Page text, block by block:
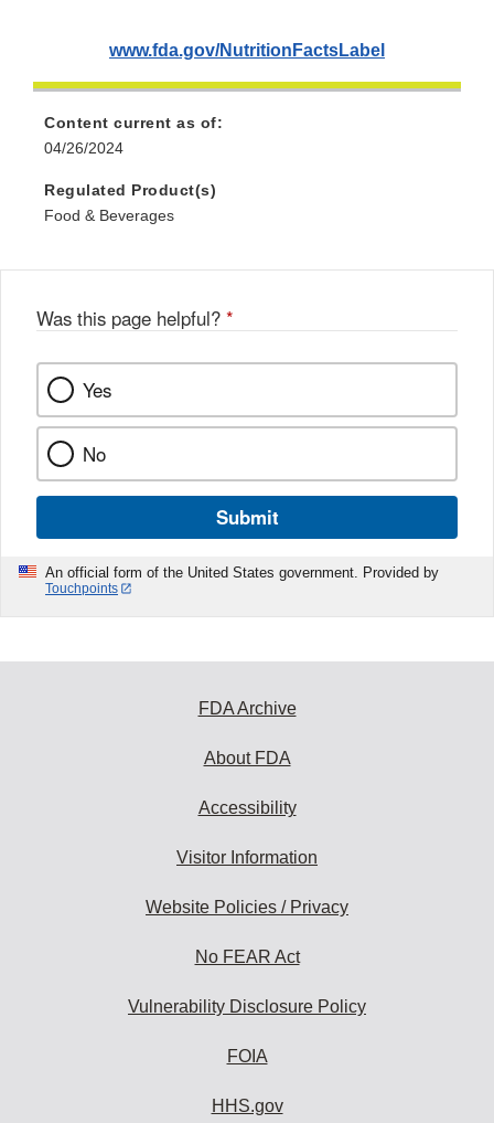
www.fda.gov/NutritionFactsLabel
Content current as of:
04/26/2024
Regulated Product(s)
Food & Beverages
Was this page helpful? *
Yes
No
Submit
An official form of the United States government. Provided by
Touchpoints
FDA Archive
About FDA
Accessibility
Visitor Information
Website Policies / Privacy
No FEAR Act
Vulnerability Disclosure Policy
FOIA
HHS.gov